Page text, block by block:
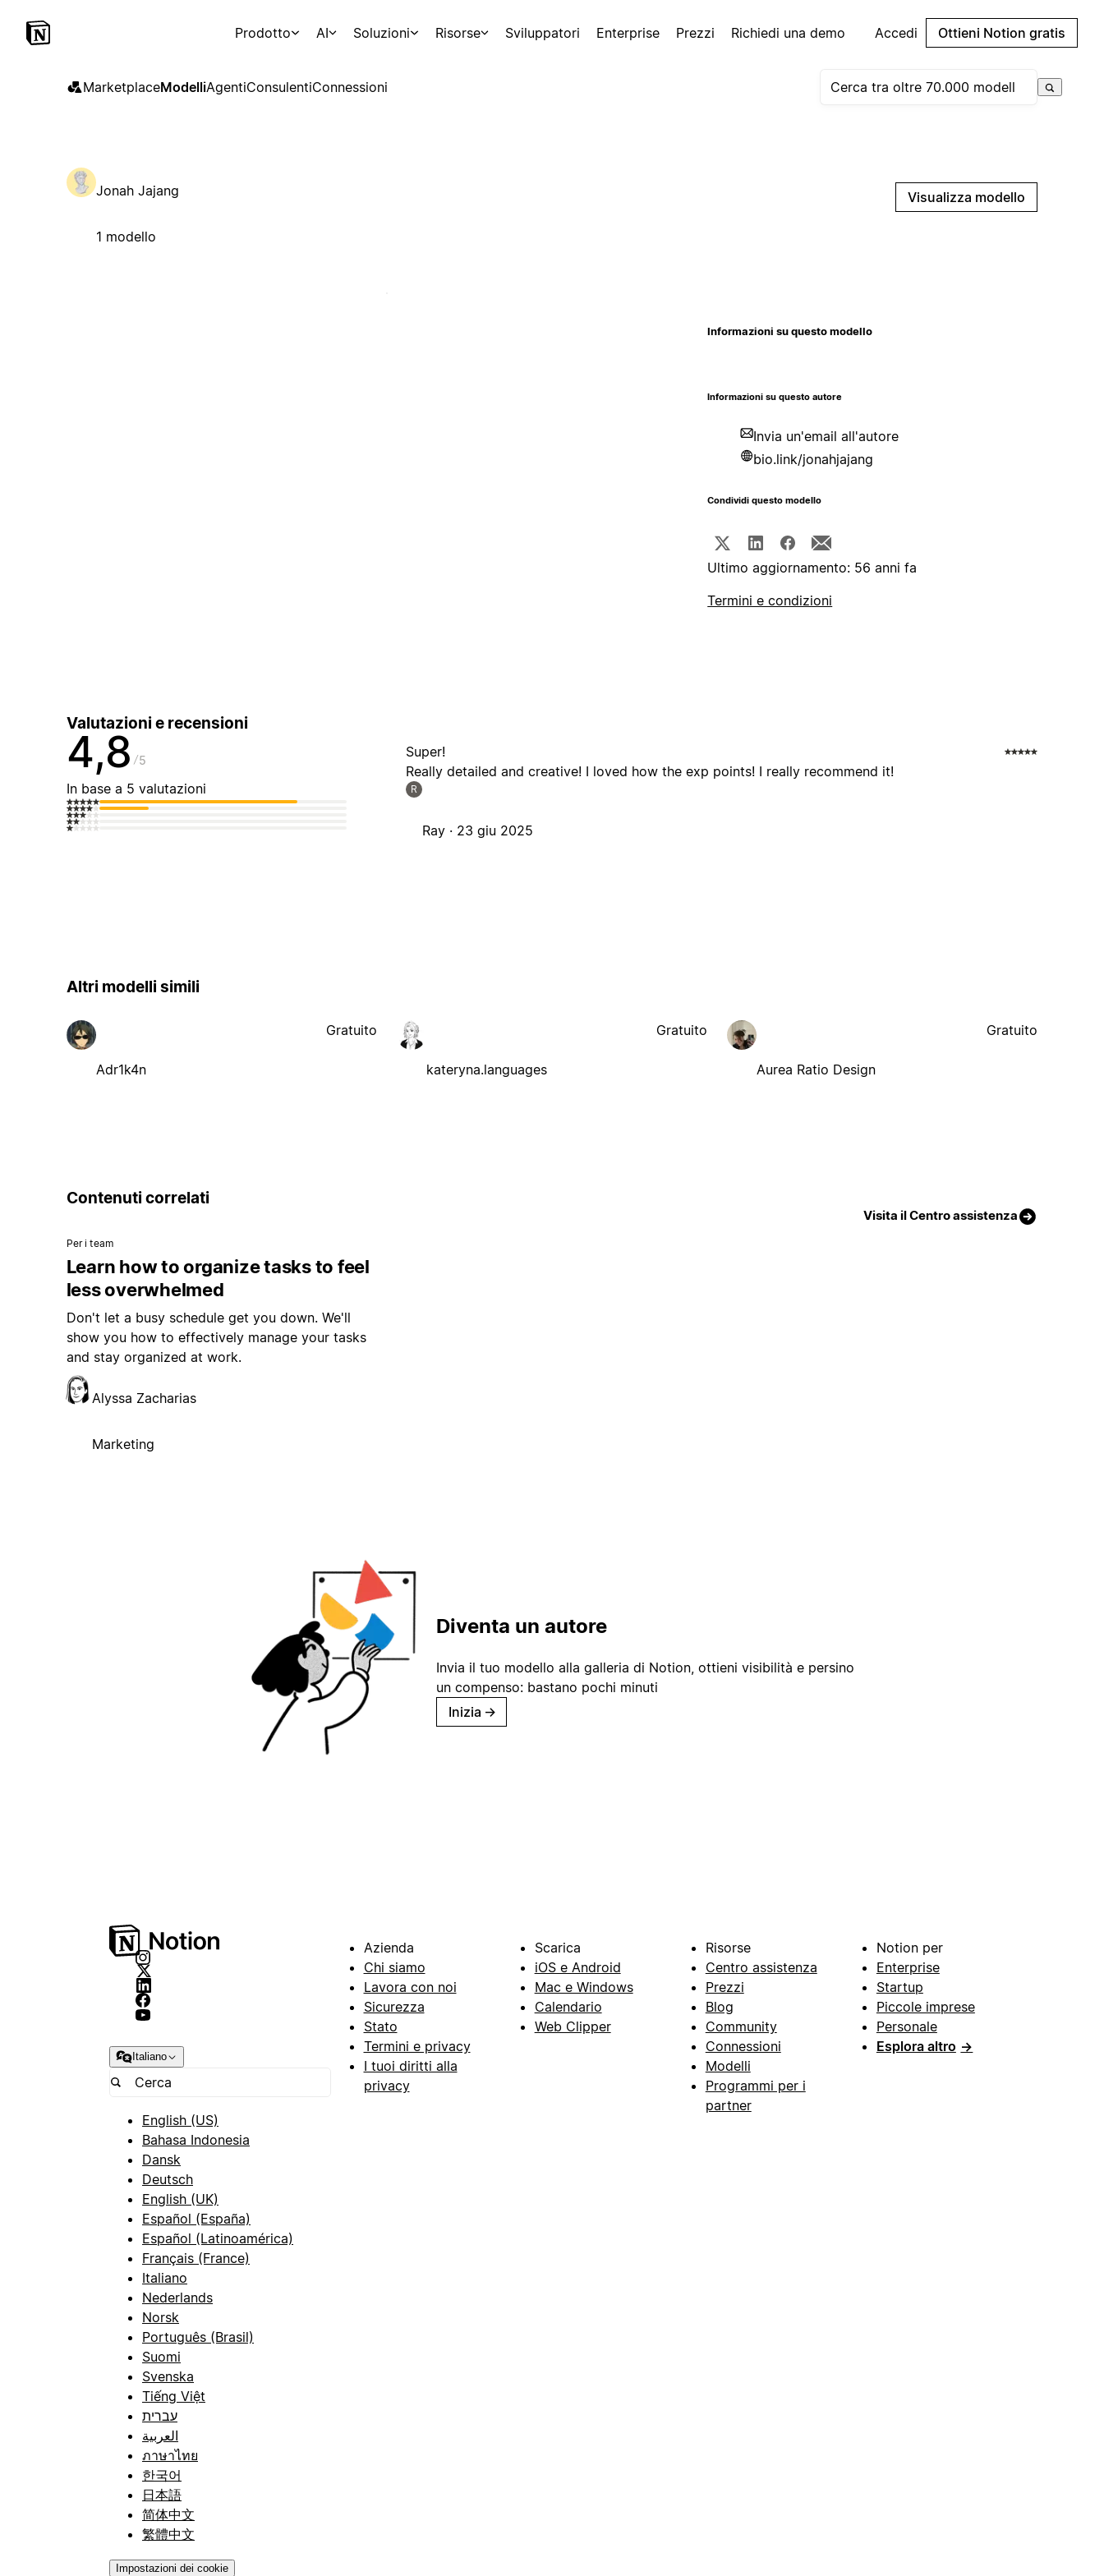
Prodotto AI Soluzioni Risorse Sviluppatori Enterprise Prezzi Richiedi una demo Accedi Ottieni Notion gratis
MarketplaceModelliAgentiConsulentiConnessioni
Jonah Jajang
1 modello
Visualizza modello
Informazioni su questo modello
Informazioni su questo autore
Invia un'email all'autore
bio.link/jonahjajang
Condividi questo modello
Ultimo aggiornamento: 56 anni fa
Termini e condizioni
Valutazioni e recensioni
4,8 5
In base a 5 valutazioni
Super!
Really detailed and creative! I loved how the exp points! I really recommend it!
R
Ray · 23 giu 2025
Altri modelli simili
Adr1k4n
Gratuito
kateryna.languages
Gratuito
Aurea Ratio Design
Gratuito
Contenuti correlati
Visita il Centro assistenza
Per i team
Learn how to organize tasks to feel
less overwhelmed
Don't let a busy schedule get you down. We'll
show you how to effectively manage your tasks
and stay organized at work.
Alyssa Zacharias
Marketing
Diventa un autore
Invia il tuo modello alla galleria di Notion, ottieni visibilità e persino
un compenso: bastano pochi minuti
Inizia →
Italiano
English (US)
Bahasa Indonesia
Dansk
Deutsch
English (UK)
Español (España)
Español (Latinoamérica)
Français (France)
Italiano
Nederlands
Norsk
Português (Brasil)
Suomi
Svenska
Tiếng Việt
עברית
العربية
ภาษาไทย
한국어
日本語
简体中文
繁體中文
Impostazioni dei cookie
Azienda
Chi siamo
Lavora con noi
Sicurezza
Stato
Termini e privacy
I tuoi diritti alla
privacy
Scarica
iOS e Android
Mac e Windows
Calendario
Web Clipper
Risorse
Centro assistenza
Prezzi
Blog
Community
Connessioni
Modelli
Programmi per i
partner
Notion per
Enterprise
Startup
Piccole imprese
Personale
Esplora altro →